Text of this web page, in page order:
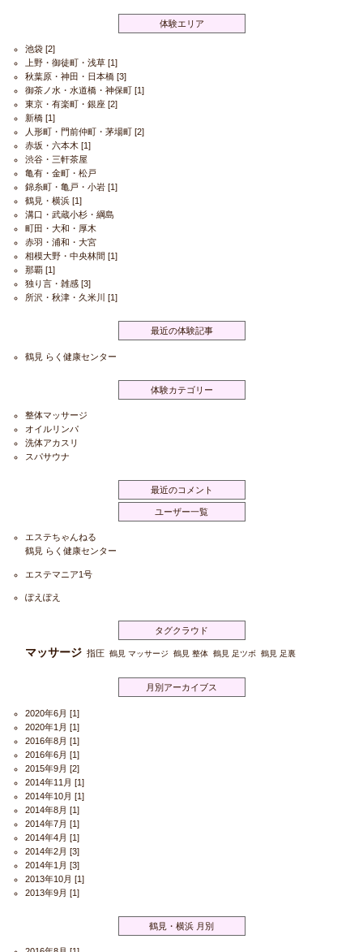
体験エリア
池袋 [2]
上野・御徒町・浅草 [1]
秋葉原・神田・日本橋 [3]
御茶ノ水・水道橋・神保町 [1]
東京・有楽町・銀座 [2]
新橋 [1]
人形町・門前仲町・茅場町 [2]
赤坂・六本木 [1]
渋谷・三軒茶屋
亀有・金町・松戸
錦糸町・亀戸・小岩 [1]
鶴見・横浜 [1]
溝口・武蔵小杉・綱島
町田・大和・厚木
赤羽・浦和・大宮
相模大野・中央林間 [1]
那覇 [1]
独り言・雑感 [3]
所沢・秋津・久米川
[1]
最近の体験記事
鶴見 らく健康センター
体験カテゴリー
整体マッサージ
オイルリンパ
洗体アカスリ
スパサウナ
最近のコメント
ユーザー一覧
エステちゃんねる
鶴見 らく健康センター
エステマニア1号
ぽえぽえ
タグクラウド
マッサージ 指圧 鶴見 マッサージ 鶴見 整体 鶴見 足ツボ 鶴見 足裏
月別アーカイブス
2020年6月 [1]
2020年1月 [1]
2016年8月 [1]
2016年6月 [1]
2015年9月 [2]
2014年11月 [1]
2014年10月 [1]
2014年8月 [1]
2014年7月 [1]
2014年4月 [1]
2014年2月 [3]
2014年1月 [3]
2013年10月 [1]
2013年9月 [1]
鶴見・横浜 月別